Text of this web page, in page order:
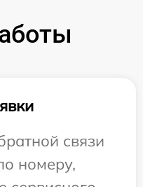
связи
номеру,